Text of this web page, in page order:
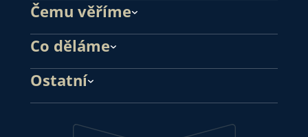
Čemu věříme
Co děláme
Ostatní